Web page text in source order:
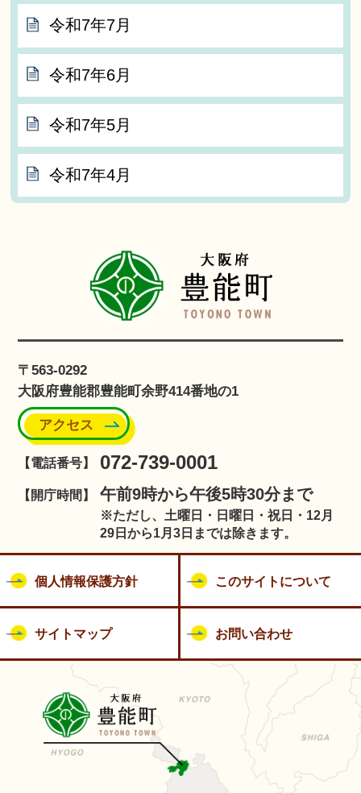
令和7年7月
令和7年6月
令和7年5月
令和7年4月
〒563-0292
大阪府豊能郡豊能町余野414番地の1
アクセス
【電話番号】 072-739-0001
【開庁時間】 午前9時から午後5時30分まで
※ただし、土曜日・日曜日・祝日・12月
29日から1月3日までは除きます。
個人情報保護方針 このサイトについて
サイトマップ お問い合わせ